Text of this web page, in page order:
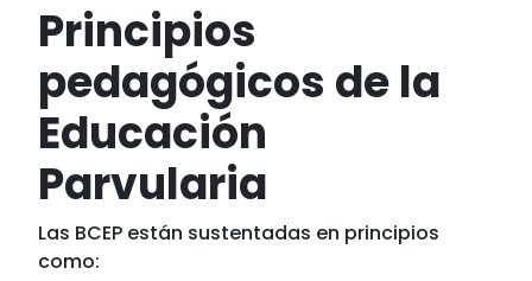
Principios
pedagógicos de la
Educación
Parvularia
Las BCEP están sustentadas en principios
como: